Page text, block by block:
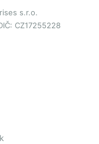
s.r.o.
CZ17255228